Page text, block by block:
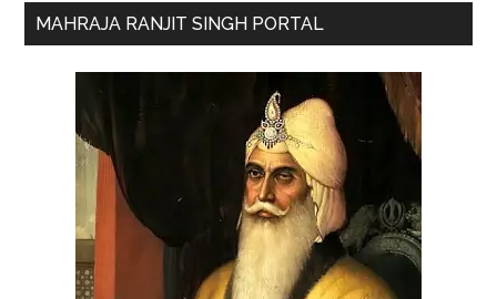
Primary
MAHRAJA RANJIT SINGH PORTAL